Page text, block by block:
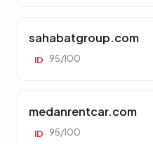
sahabatgroup.com
ID 95/100
medanrentcar.com
ID 95/100